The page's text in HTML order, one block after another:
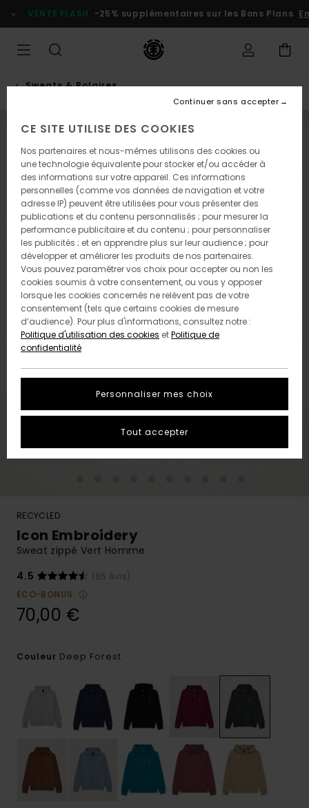
l'information
VENTE FLASH -25% supplémentaires sur les Bons Plans
Sweats & Polaires
NOUVEAUTÉ
RECYCLED
Icon Embroidery
Sweat zippé Vert Homme
4.5
(65 Avis)
ECO-BONUS
70,00 €
Couleur Deep Forest
CE SITE UTILISE DES COOKIES
Nos partenaires et nous-mêmes utilisons des cookies ou
une technologie équivalente pour stocker et/ou accéder à
des informations sur votre appareil. Ces informations
personnelles (comme vos données de navigation et votre
adresse IP) peuvent être utilisées pour vous présenter des
publications et du contenu personnalisés ; pour mesurer la
performance publicitaire et du contenu ; pour personnaliser
les publicités ; et en apprendre plus sur leur audience ; pour
développer et améliorer les produits de nos partenaires.
Vous pouvez paramétrer vos choix pour accepter ou non les
cookies soumis à votre consentement, ou vous y opposer
lorsque les cookies concernés ne relèvent pas de votre
consentement (tels que certains cookies de mesure
d’audience). Pour plus d'informations, consultez notre :
Politique d'utilisation des cookies etPolitique de
confidentialité
Personnaliser mes choix
Continuer sans accepter
Tout accepter